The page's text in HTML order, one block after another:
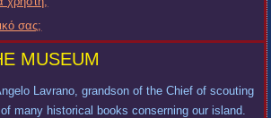
σας;
MUSEUM
Lavrano, grandson of the Chief of scouting
many historical books conserning our island.